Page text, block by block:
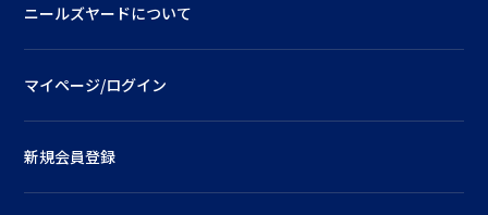
ニールズヤードについて
マイページ/ログイン
新規会員登録